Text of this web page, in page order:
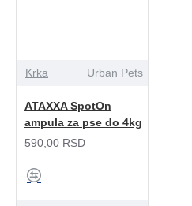
Krka Urban Pets
ATAXXA SpotOn
ampula za pse do 4kg
590,00 RSD